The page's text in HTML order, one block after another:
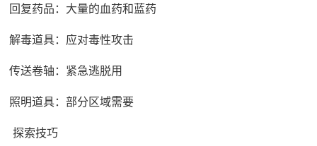
回复药品：大量的血药和蓝药
解毒道具：应对毒性攻击
传送卷轴：紧急逃脱用
照明道具：部分区域需要
探索技巧